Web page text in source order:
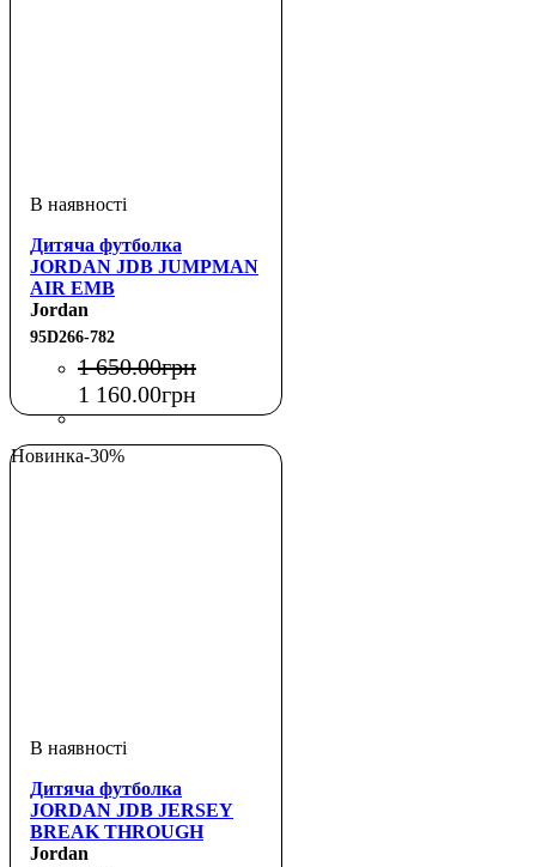
Дитяча футболка
JORDAN JDB JUMPMAN
AIR EMB
Jordan
95D266-782
1 650.00грн
1 160.00грн
Новинка-30%
Дитяча футболка
JORDAN JDB JERSEY
BREAK THROUGH
Jordan